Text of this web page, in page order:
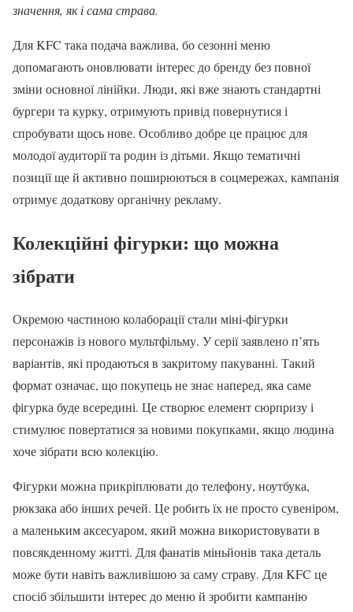
значення, як і сама страва.
Для KFC така подача важлива, бо сезонні меню
допомагають оновлювати інтерес до бренду без повної
зміни основної лінійки. Люди, які вже знають стандартні
бургери та курку, отримують привід повернутися і
спробувати щось нове. Особливо добре це працює для
молодої аудиторії та родин із дітьми. Якщо тематичні
позиції ще й активно поширюються в соцмережах, кампанія
отримує додаткову органічну рекламу.
Колекційні фігурки: що можна
зібрати
Окремою частиною колаборації стали міні-фігурки
персонажів із нового мультфільму. У серії заявлено п’ять
варіантів, які продаються в закритому пакуванні. Такий
формат означає, що покупець не знає наперед, яка саме
фігурка буде всередині. Це створює елемент сюрпризу і
стимулює повертатися за новими покупками, якщо людина
хоче зібрати всю колекцію.
Фігурки можна прикріплювати до телефону, ноутбука,
рюкзака або інших речей. Це робить їх не просто сувеніром,
а маленьким аксесуаром, який можна використовувати в
повсякденному житті. Для фанатів міньйонів така деталь
може бути навіть важливішою за саму страву. Для KFC це
спосіб збільшити інтерес до меню й зробити кампанію